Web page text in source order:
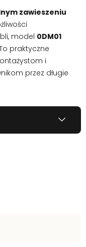
zawieszeniu
model 0DM01
praktyczne
i
przez długie